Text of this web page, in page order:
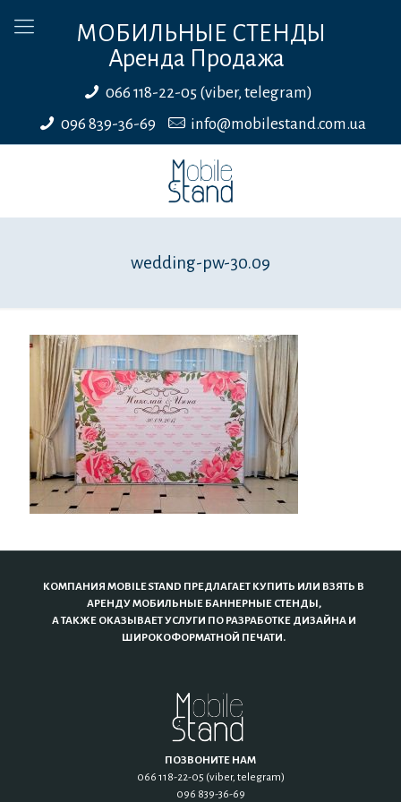
МОБИЛЬНЫЕ СТЕНДЫ
Аренда Продажа
066 118-22-05 (viber, telegram)
096 839-36-69
info@mobilestand.com.ua
wedding-pw-30.09
КОМПАНИЯ MOBILE STAND ПРЕДЛАГАЕТ КУПИТЬ ИЛИ ВЗЯТЬ В
АРЕНДУ МОБИЛЬНЫЕ БАННЕРНЫЕ СТЕНДЫ,
А ТАКЖЕ ОКАЗЫВАЕТ УСЛУГИ ПО РАЗРАБОТКЕ ДИЗАЙНА И
ШИРОКОФОРМАТНОЙ ПЕЧАТИ.
ПОЗВОНИТЕ НАМ
066 118-22-05 (viber, telegram)
096 839-36-69